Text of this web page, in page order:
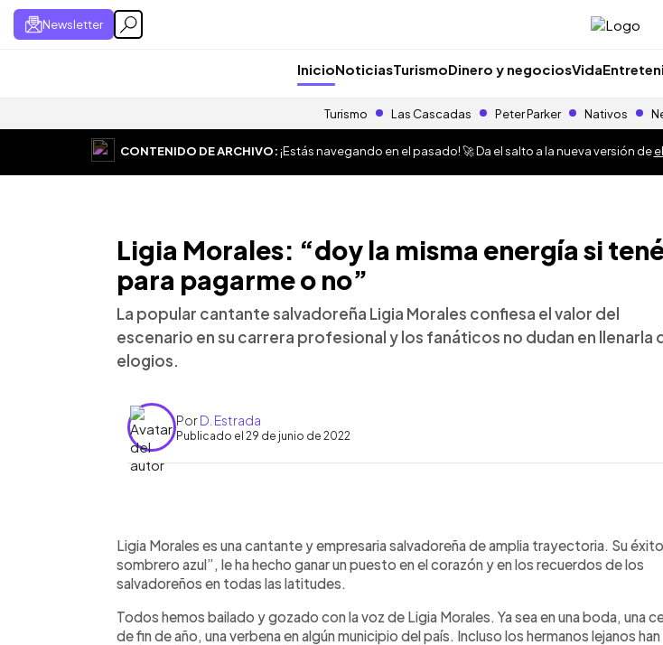
Newsletter
InicioNoticiasTurismoDinero y negociosVida
Turismo Las Cascadas Peter Parker Nativos
CONTENIDO DE ARCHIVO:¡Estás navegando en el pasado! 🚀 Da el salto a la nueva versión de
Ligia Morales: “doy la misma energía si
para pagarme o no”
La popular cantante salvadoreña Ligia Morales confiesa el valor del
escenario en su carrera profesional y los fanáticos no dudan en llenarla
elogios.
PorD. Estrada
Publicado el 29 de junio de 2022
► Escuchar artículo
Ligia Morales es una cantante y empresaria salvadoreña de amplia trayectoria. Su
sombrero azul”, le ha hecho ganar un puesto en el corazón y en los recuerdos de los
salvadoreños en todas las latitudes.
Todos hemos bailado y gozado con la voz de Ligia Morales. Ya sea en una boda, una
de fin de año, una verbena en algún municipio del país. Incluso los hermanos lejanos han